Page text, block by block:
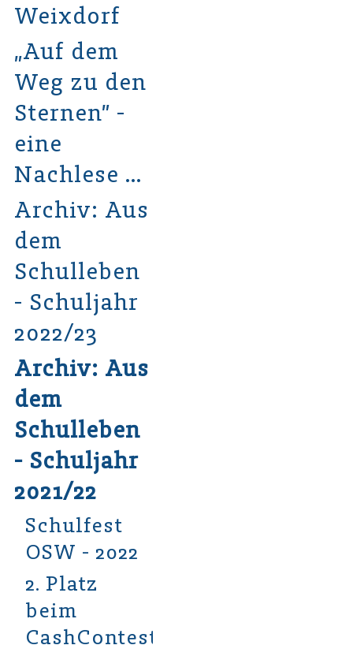
Weixdorf
„Auf dem
Weg zu den
Sternen” -
eine
Nachlese …
Archiv: Aus
dem
Schulleben
- Schuljahr
2022/23
Archiv: Aus
dem
Schulleben
- Schuljahr
2021/22
Schulfest
OSW - 2022
2. Platz
beim
CashContest